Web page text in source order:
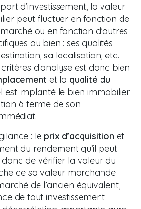
d’investissement, la valeur
peut fluctuer en fonction de
ou en fonction d’autres
au bien : ses qualités
sa localisation, etc.
d’analyse est donc bien
et la qualité du
est implanté le bien immobilier
à terme de son
: le prix d’acquisition et
du rendement qu’il peut
de vérifier la valeur du
de sa valeur marchande
de l’ancien équivalent,
de tout investissement